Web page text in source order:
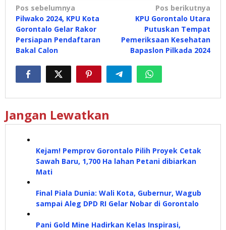
Navigasi
pos
Pos sebelumnya
Pilwako 2024, KPU Kota
Gorontalo Gelar Rakor
Persiapan Pendaftaran
Bakal Calon
Pos berikutnya
KPU Gorontalo Utara
Putuskan Tempat
Pemeriksaan Kesehatan
Bapaslon Pilkada 2024
Jangan Lewatkan
Kejam! Pemprov Gorontalo Pilih Proyek Cetak
Sawah Baru, 1,700 Ha lahan Petani dibiarkan
Mati
Final Piala Dunia: Wali Kota, Gubernur, Wagub
sampai Aleg DPD RI Gelar Nobar di Gorontalo
Pani Gold Mine Hadirkan Kelas Inspirasi,